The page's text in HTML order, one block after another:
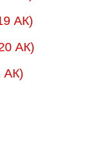
АК)
АК)
АК)